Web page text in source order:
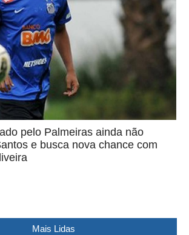
pelo Palmeiras ainda não
e busca nova chance com
Mais Lidas